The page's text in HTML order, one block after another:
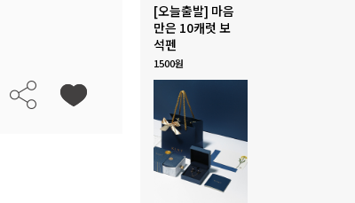
[오늘출발] 마음
만은 10캐럿 보
석펜
1500원